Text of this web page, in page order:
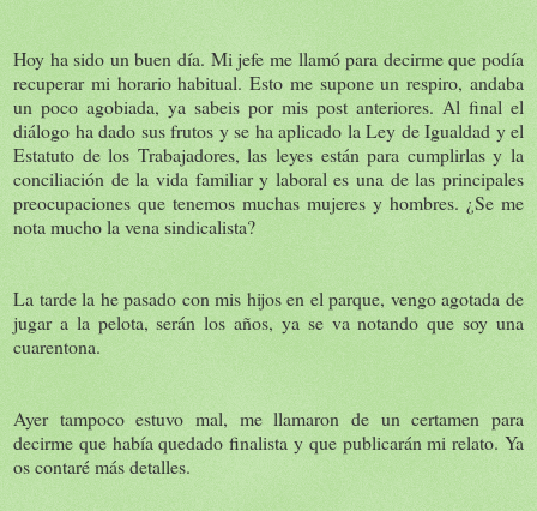
Hoy ha sido un buen día. Mi jefe me llamó para decirme que podía
recuperar mi horario habitual. Esto me supone un respiro, andaba
un poco agobiada, ya sabeis por mis post anteriores. Al final el
diálogo ha dado sus frutos y se ha aplicado la Ley de Igualdad y el
Estatuto de los Trabajadores, las leyes están para cumplirlas y la
conciliación de la vida familiar y laboral es una de las principales
preocupaciones que tenemos muchas mujeres y hombres. ¿Se me
nota mucho la vena sindicalista?
La tarde la he pasado con mis hijos en el parque, vengo agotada de
jugar a la pelota, serán los años, ya se va notando que soy una
cuarentona.
Ayer tampoco estuvo mal, me llamaron de un certamen para
decirme que había quedado finalista y que publicarán mi relato. Ya
os contaré más detalles.